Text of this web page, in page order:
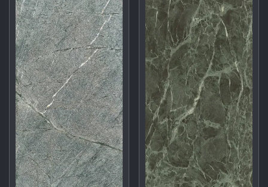
NT$21,800
種
款
式。
可
在
產
品
頁
面
選
擇
選
項